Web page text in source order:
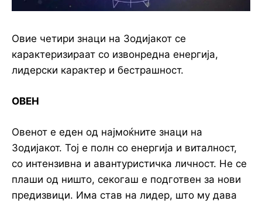
Овие четири знаци на Зодијакот се
карактеризираат со извонредна енергија,
лидерски карактер и бестрашност.
ОВЕН
Овенот е еден од најмоќните знаци на
Зодијакот. Тој е полн со енергија и виталност,
со интензивна и авантуристичка личност. Не се
плаши од ништо, секогаш е подготвен за нови
предизвици. Има став на лидер, што му дава